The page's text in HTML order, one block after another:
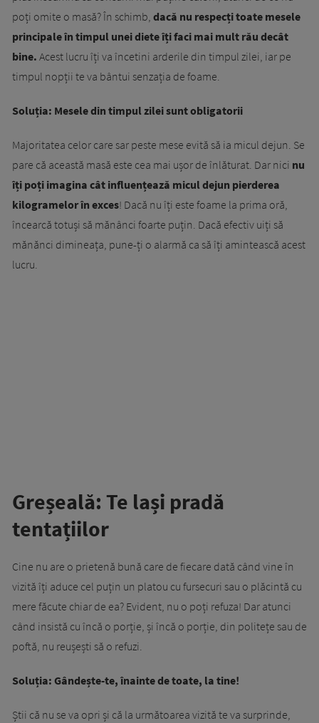
poți omite o masă? În schimb, dacă nu respecți toate mesele
principale în timpul unei diete îți faci mai mult rău decât
bine. Acest lucru îți va încetini arderile din timpul zilei, iar pe
timpul nopții te va bântui senzația de foame.
Soluția: Mesele din timpul zilei sunt obligatorii
Majoritatea celor care sar peste mese evită să ia micul dejun. Se
pare că această masă este cea mai ușor de înlăturat. Dar nici nu
îți poți imagina cât influențează micul dejun pierderea
kilogramelor în exces! Dacă nu îți este foame la prima oră,
încearcă totuși să mănânci foarte puțin. Dacă efectiv uiți să
mănănci dimineața, pune-ți o alarmă ca să îți amintească acest
lucru.
Greșeală: Te lași pradă
tentațiilor
Cine nu are o prietenă bună care de fiecare dată când vine în
vizită îți aduce cel puțin un platou cu fursecuri sau o plăcintă cu
mere făcute chiar de ea? Evident, nu o poți refuza! Dar atunci
când insistă cu încă o porție, și încă o porție, din politețe sau de
poftă, nu reușești să o refuzi.
Soluția: Gândește-te, înainte de toate, la tine!
Știi că nu se va opri și că la următoarea vizită te va surprinde,